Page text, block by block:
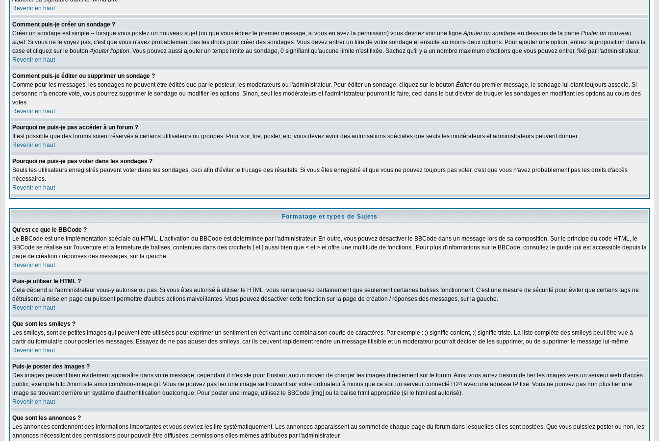
Revenir en haut
Comment puis-je créer un sondage ?
Créer un sondage est simple -- lorsque vous postez un nouveau sujet (ou que vous éditez le premier message, si vous en avez la permission) vous devriez voir une ligneAjouter un sondage en dessous de la partie Poster un nouveau
sujet. Si vous ne le voyez pas, c'est que vous n'avez probablement pas les droits pour créer des sondages. Vous devez entrer un titre de votre sondage et ensuite au moins deux options. Pour ajouter une option, entrez la proposition dans la
case et cliquez sur le boutonAjouter l'option. Vous pouvez aussi ajouter un temps limite au sondage, 0 signifiant qu'aucune limite n'est fixée. Sachez qu'il y a un nombre maximum d'options que vous pouvez entrer, fixé par l'administrateur.
Revenir en haut
Comment puis-je éditer ou supprimer un sondage ?
Comme pour les messages, les sondages ne peuvent être édités que par le posteur, les modérateurs ou l'administrateur. Pour éditer un sondage, cliquez sur le bouton Éditerdu premier message, le sondage lui étant toujours associé. Si
personne n'a encore voté, vous pourrez supprimer le sondage ou modifier les options. Sinon, seul les modérateurs et l'administrateur pourront le faire, ceci dans le but d'éviter de truquer les sondages en modifiant les options au cours des
votes.
Revenir en haut
Pourquoi ne puis-je pas accéder à un forum ?
Il est possible que des forums soient réservés à certains utilisateurs ou groupes. Pour voir, lire, poster, etc. vous devez avoir des autorisations spéciales que seuls les modérateurs et administrateurs peuvent donner.
Revenir en haut
Pourquoi ne puis-je pas voter dans les sondages ?
Seuls les utilisateurs enregistrés peuvent voter dans les sondages, ceci afin d'éviter le trucage des résultats. Si vous êtes enregistré et que vous ne pouvez toujours pas voter, c'est que vous n'avez probablement pas les droits d'accès
nécessaires.
Revenir en haut
Formatage et types de Sujets
Qu'est ce que le BBCode ?
Le BBCode est une implémentation spéciale du HTML. L'activation du BBCode est déterminée par l'administrateur. En outre, vous pouvez désactiver le BBCode dans un message lors de sa composition. Sur le principe du code HTML, le
BBCode se réalise sur l'ouverture et la fermeture de balises, contenues dans des crochets [ et ] aussi bien que < et > et offre une multitude de fonctions.. Pour plus d'informations sur le BBCode, consultez le guide qui est accessible depuis la
page de création / réponses des messages, sur la gauche.
Revenir en haut
Puis-je utiliser le HTML ?
Cela dépend si l'administrateur vous-y autorise ou pas. Si vous êtes autorisé à utiliser le HTML, vous remarquerez certainement que seulement certaines balises fonctionnent. C'est une mesure de sécurité pour éviter que certains tags ne
détruisent la mise en page ou puissent permettre d'autres actions malveillantes. Vous pouvez désactiver cette fonction sur la page de création / réponses des messages, sur la gauche.
Revenir en haut
Que sont les smileys ?
Les smileys, sont de petites images qui peuvent être utilisées pour exprimer un sentiment en écrivant une combinaison courte de caractères. Par exemple : :) signifie content, :( signifie triste. La liste complète des smileys peut être vue à
partir du formulaire pour poster les messages. Essayez de ne pas abuser des smileys, car ils peuvent rapidement rendre un message illisible et un modérateur pourrait décider de les supprimer, ou de supprimer le message lui-même.
Revenir en haut
Puis-je poster des images ?
Des images peuvent bien évidement apparaître dans votre message, cependant il n'existe pour l'instant aucun moyen de charger les images directement sur le forum. Ainsi vous aurez besoin de lier les images vers un serveur web d'accès
public, exemple http://mon.site.amoi.com/mon-image.gif. Vous ne pouvez pas lier une image se trouvant sur votre ordinateur à moins que ce soit un serveur connecté H24 avec une adresse IP fixe. Vous ne pouvez pas non plus lier une
image se trouvant derrière un système d'authentification quelconque. Pour poster une image, utilisez le BBCode [img] ou la balise html appropriée (si le html est autorisé).
Revenir en haut
Que sont les annonces ?
Les annonces contiennent des informations importantes et vous devriez les lire systématiquement. Les annonces apparaissent au sommet de chaque page du forum dans lesquelles elles sont postées. Que vous puissiez poster ou non, les
annonces nécessitent des permissions pour pouvoir être diffusées, permissions elles-mêmes attribuées par l'administrateur.